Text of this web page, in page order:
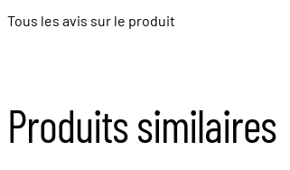
Tous les avis sur le produit
Produits similaires